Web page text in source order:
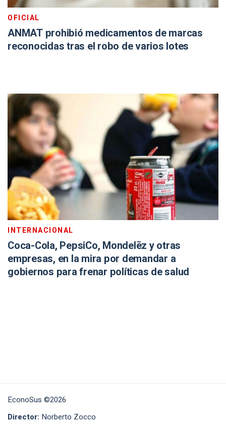
OFICIAL
ANMAT prohibió medicamentos de marcas
reconocidas tras el robo de varios lotes
INTERNACIONAL
Coca-Cola, PepsiCo, Mondelēz y otras
empresas, en la mira por demandar a
gobiernos para frenar políticas de salud
EconoSus ©2026
Director: Norberto Zocco